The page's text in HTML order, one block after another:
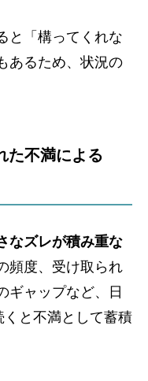
と「構ってくれな
あるため、状況の
た不満による
なズレが積み重な
頻度、受け取られ
ギャップなど、日
くと不満として蓄積